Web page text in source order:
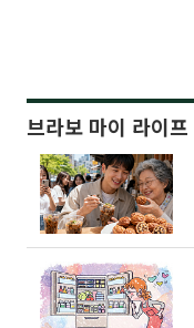
브라보 마이 라이프